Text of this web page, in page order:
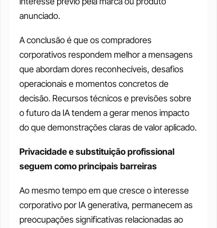
anunciado.
A conclusão é que os compradores
corporativos respondem melhor a mensagens
que abordam dores reconhecíveis, desafios
operacionais e momentos concretos de
decisão. Recursos técnicos e previsões sobre
o futuro da IA tendem a gerar menos impacto
do que demonstrações claras de valor aplicado.
Privacidade e substituição profissional
seguem como principais barreiras
Ao mesmo tempo em que cresce o interesse
corporativo por IA generativa, permanecem as
preocupações significativas relacionadas ao